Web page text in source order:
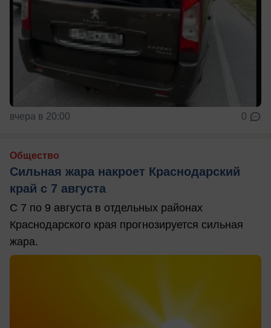
вчера в 20:00 0
Общество
Сильная жара накроет Краснодарский
край с 7 августа
С 7 по 9 августа в отдельных районах
Краснодарского края прогнозируется сильная
жара.